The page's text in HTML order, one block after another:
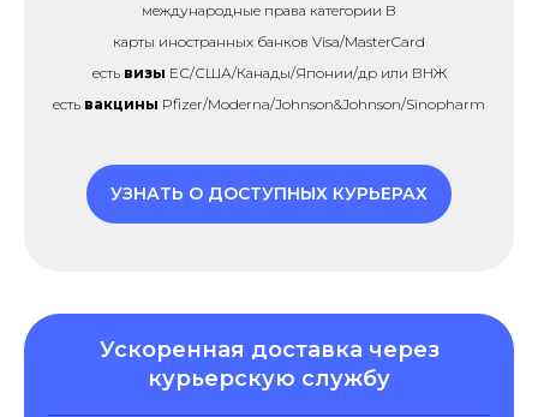
международные права категории B
карты иностранных банков Visa/MasterCard
есть визы ЕС/США/Канады/Японии/др или ВНЖ
есть вакцины Pfizer/Moderna/Johnson&Johnson/Sinopharm
УЗНАТЬ О ДОСТУПНЫХ КУРЬЕРАХ
Ускоренная доставка через
курьерскую службу